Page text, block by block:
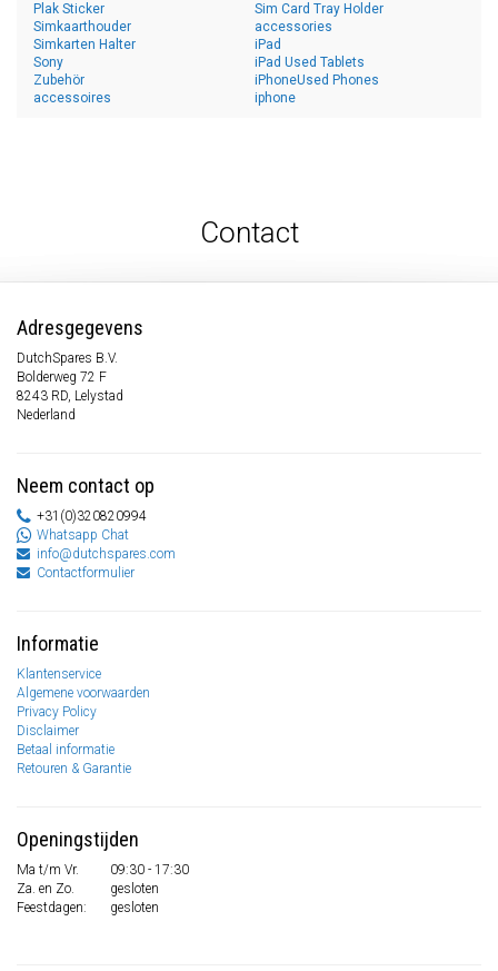
Plak Sticker
Sim Card Tray Holder
Simkaarthouder
Simkarten Halter
Sony
Zubehör
accessoires
accessories
iPad
iPad Used Tablets
iPhoneUsed Phones
iphone
Contact
Adresgegevens
DutchSpares B.V.
Bolderweg 72 F
8243 RD, Lelystad
Nederland
Neem contact op
+31(0)320820994
Whatsapp Chat
info@dutchspares.com
Contactformulier
Informatie
Klantenservice
Algemene voorwaarden
Privacy Policy
Disclaimer
Betaal informatie
Retouren & Garantie
Openingstijden
Ma t/m Vr.
09:30 - 17:30
Za. en Zo.
gesloten
Feestdagen:
gesloten